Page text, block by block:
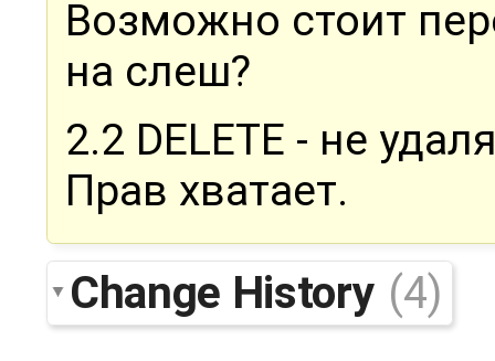
Возможно стоит
на слеш?
2.2 DELETE - не
Прав хватает.
Change History (4)